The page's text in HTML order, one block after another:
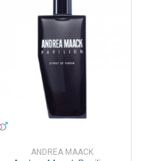
ANDREA MAACK